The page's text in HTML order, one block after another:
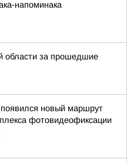
напоминака
области за прошедшие
появился новый маршрут
фотовидеофиксации